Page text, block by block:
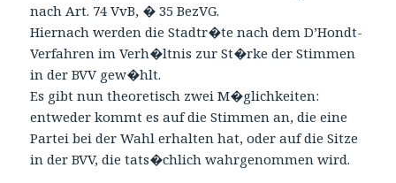
nach Art. 74 VvB, � 35 BezVG.
Hiernach werden die Stadtr�te nach dem D’Hondt-
Verfahren im Verh�ltnis zur St�rke der Stimmen
in der BVV gew�hlt.
Es gibt nun theoretisch zwei M�glichkeiten:
entweder kommt es auf die Stimmen an, die eine
Partei bei der Wahl erhalten hat, oder auf die Sitze
in der BVV, die tats�chlich wahrgenommen wird.